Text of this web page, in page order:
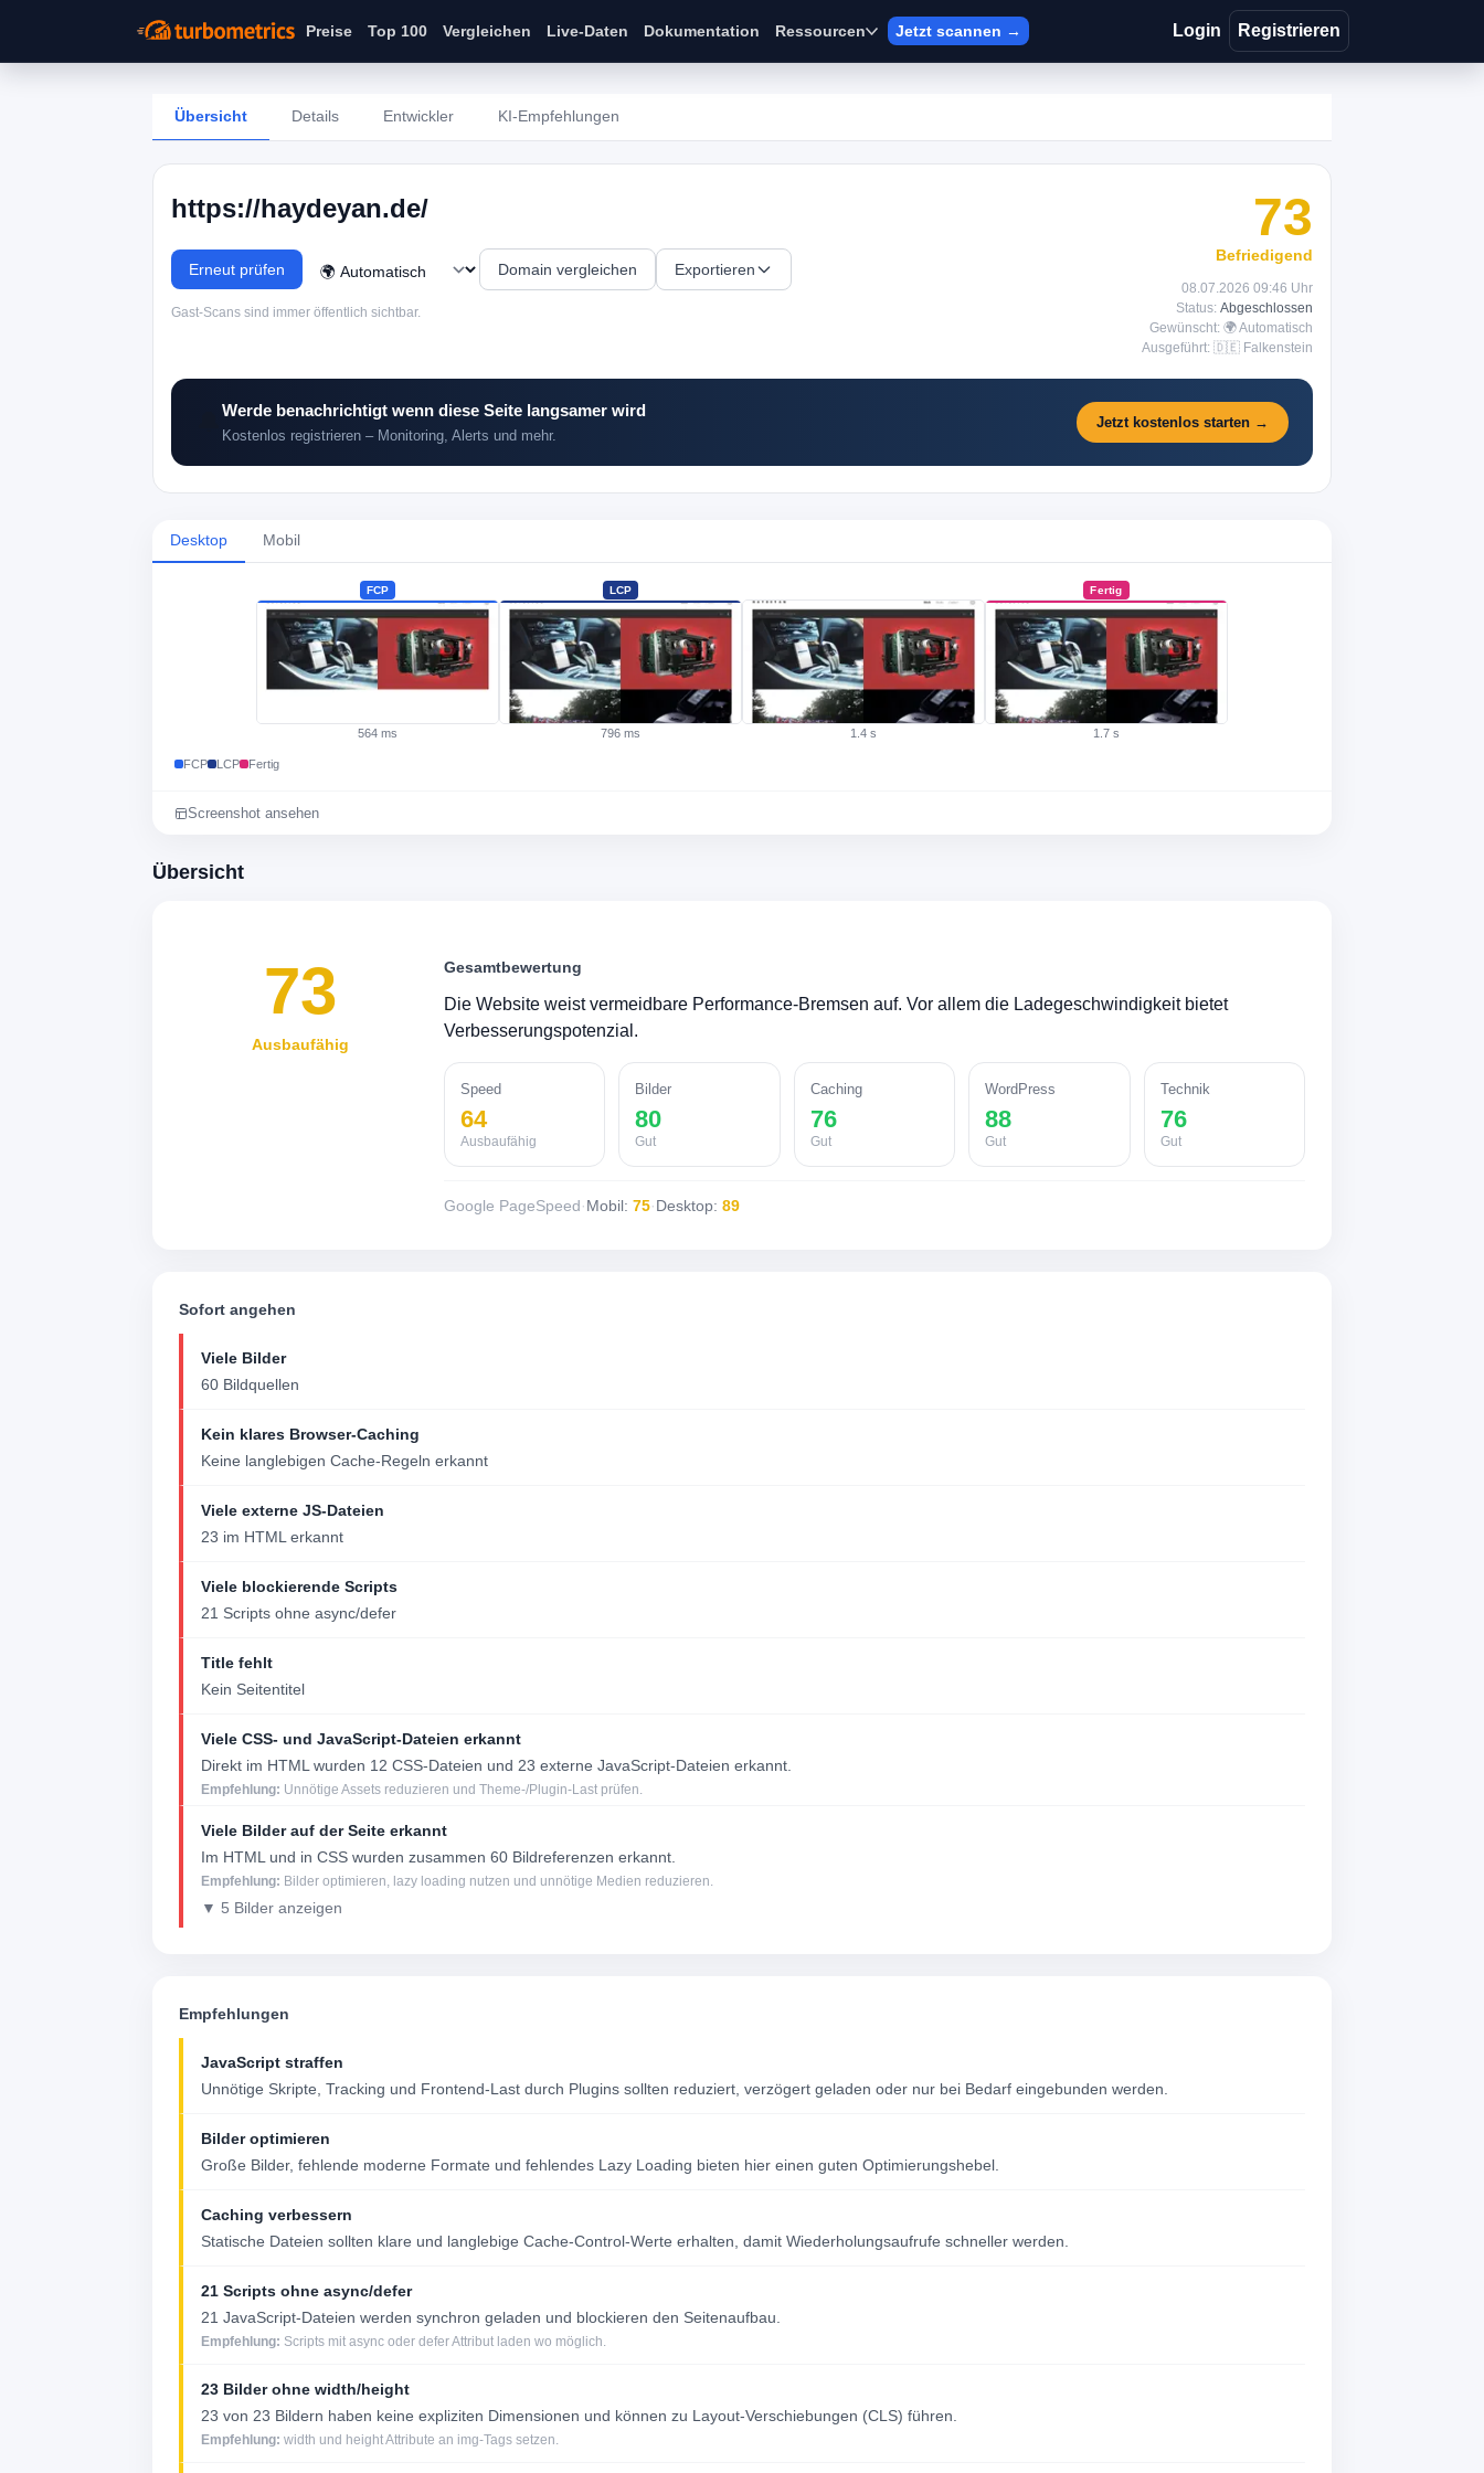
Preise Top 100 Vergleichen Live-Daten Dokumentation Ressourcen Jetzt scannen → Login Registrieren
Übersicht Details Entwickler KI-Empfehlungen
https://haydeyan.de/
Erneut prüfen Domain vergleichen Exportieren
Gast-Scans sind immer öffentlich sichtbar.
73
Befriedigend
08.07.2026 09:46 Uhr
Status: Abgeschlossen
Gewünscht: 🌍 Automatisch
Ausgeführt: 🇩🇪 Falkenstein
Werde benachrichtigt wenn diese Seite langsamer wird
Kostenlos registrieren – Monitoring, Alerts und mehr.
Jetzt kostenlos starten →
Desktop Mobil
FCP
564 ms
LCP
796 ms 1.4 s
Fertig
1.7 s
FCP LCP Fertig
Screenshot ansehen
Übersicht
73
Ausbaufähig
Gesamtbewertung
Die Website weist vermeidbare Performance-Bremsen auf. Vor allem die Ladegeschwindigkeit bietet
Verbesserungspotenzial.
Speed
64
Ausbaufähig
Bilder
80
Gut
Caching
76
Gut
WordPress
88
Gut
Technik
76
Gut
Google PageSpeed·Mobil: 75·Desktop: 89
Sofort angehen
Viele Bilder
60 Bildquellen
Kein klares Browser-Caching
Keine langlebigen Cache-Regeln erkannt
Viele externe JS-Dateien
23 im HTML erkannt
Viele blockierende Scripts
21 Scripts ohne async/defer
Title fehlt
Kein Seitentitel
Viele CSS- und JavaScript-Dateien erkannt
Direkt im HTML wurden 12 CSS-Dateien und 23 externe JavaScript-Dateien erkannt.
Empfehlung: Unnötige Assets reduzieren und Theme-/Plugin-Last prüfen.
Viele Bilder auf der Seite erkannt
Im HTML und in CSS wurden zusammen 60 Bildreferenzen erkannt.
Empfehlung: Bilder optimieren, lazy loading nutzen und unnötige Medien reduzieren.
▼ 5 Bilder anzeigen
Empfehlungen
JavaScript straffen
Unnötige Skripte, Tracking und Frontend-Last durch Plugins sollten reduziert, verzögert geladen oder nur bei Bedarf eingebunden werden.
Bilder optimieren
Große Bilder, fehlende moderne Formate und fehlendes Lazy Loading bieten hier einen guten Optimierungshebel.
Caching verbessern
Statische Dateien sollten klare und langlebige Cache-Control-Werte erhalten, damit Wiederholungsaufrufe schneller werden.
21 Scripts ohne async/defer
21 JavaScript-Dateien werden synchron geladen und blockieren den Seitenaufbau.
Empfehlung: Scripts mit async oder defer Attribut laden wo möglich.
23 Bilder ohne width/height
23 von 23 Bildern haben keine expliziten Dimensionen und können zu Layout-Verschiebungen (CLS) führen.
Empfehlung: width und height Attribute an img-Tags setzen.